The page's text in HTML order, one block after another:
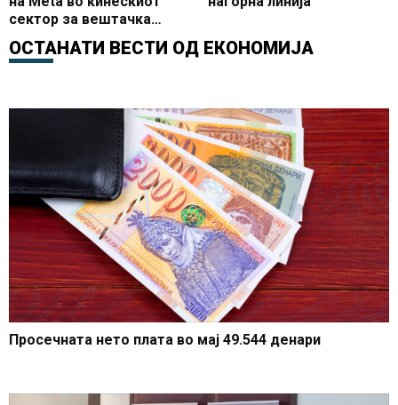
сектор за вештачка
интелигенција
ОСТАНАТИ ВЕСТИ ОД ЕКОНОМИЈА
Просечната нето плата во мај 49.544 денари